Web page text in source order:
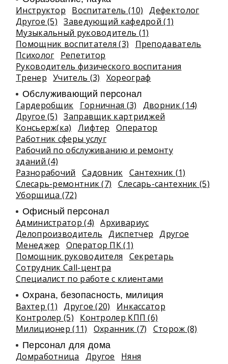
Инструктор Воспитатель (10)
Дефектолог
Другое (5)
Заведующий кафедрой (1)
Музыкальный руководитель (1)
Помощник воспитателя (3)
Преподаватель
Психолог
Репетитор
Руководитель физического воспитания
Тренер Учитель (3) Хореограф
Обслуживающий персонал
Гардеробщик Горничная (3)
Дворник (14)
Другое (5)
Заправщик картриджей
Консьерж(ка)
Лифтер
Оператор
Работник сферы услуг
Рабочий по обслуживанию и ремонту
зданий (4)
Разнорабочий
Садовник Сантехник (1)
Слесарь-ремонтник (7)
Слесарь-сантехник (5)
Уборщица (72)
Офисный персонал
Администратор (4)
Архивариус
Делопроизводитель
Диспетчер
Другое
Менеджер
Оператор ПК (1)
Помощник руководителя
Секретарь
Сотрудник Call-центра
Специалист по работе с клиентами
Охрана, безопасность, милиция
Вахтер (1) Другое (20)
Инкассатор
Контролер (5)
Контролер КПП (6)
Милиционер (11)
Охранник (7) Сторож (8)
Персонал для дома
Домработница Другое
Няня